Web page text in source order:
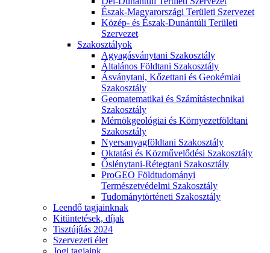
Észak-Magyarországi Területi Szervezet
Közép- és Észak-Dunántúli Területi
Szervezet
Szakosztályok
Agyagásványtani Szakosztály
Általános Földtani Szakosztály
Ásványtani, Kőzettani és Geokémiai
Szakosztály
Geomatematikai és Számítástechnikai
Szakosztály
Mérnökgeológiai és Környezetföldtani
Szakosztály
Nyersanyagföldtani Szakosztály
Oktatási és Közművelődési Szakosztály
Őslénytani-Rétegtani Szakosztály
ProGEO Földtudományi
Természetvédelmi Szakosztály
Tudománytörténeti Szakosztály
Leendő tagjainknak
Kitüntetések, díjak
Tisztújítás 2024
Szervezeti élet
Jogi tagjaink